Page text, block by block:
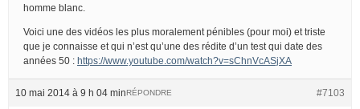
homme blanc.
Voici une des vidéos les plus moralement pénibles (pour moi) et triste
que je connaisse et qui n’est qu’une des rédite d’un test qui date des
années 50 : https://www.youtube.com/watch?v=sChnVcASjXA
10 mai 2014 à 9 h 04 min #7103
RÉPONDRE